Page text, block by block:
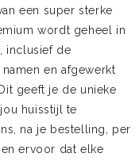
een super sterke
wordt geheel in
inclusief de
en afgewerkt
geeft je de unieke
huisstijl te
na je bestelling, per
ervoor dat elke